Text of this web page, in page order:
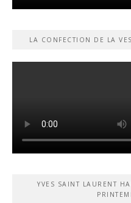
LA CONFECTION DE LA
YVES SAINT LAURENT